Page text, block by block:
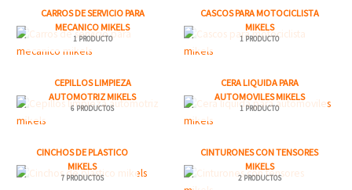
CARROS DE SERVICIO PARA
MECANICO MIKELS
1 PRODUCTO
CASCOS PARA MOTOCICLISTA
MIKELS
1 PRODUCTO
CEPILLOS LIMPIEZA
AUTOMOTRIZ MIKELS
6 PRODUCTOS
CERA LIQUIDA PARA
AUTOMOVILES MIKELS
1 PRODUCTO
CINCHOS DE PLASTICO
MIKELS
7 PRODUCTOS
CINTURONES CON TENSORES
MIKELS
2 PRODUCTOS